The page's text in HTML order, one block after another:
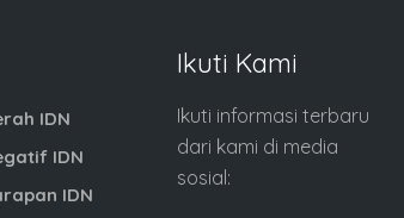
IDN
IDN
IDN
Ikuti Kami
Ikuti informasi terbaru
dari kami di media
sosial: